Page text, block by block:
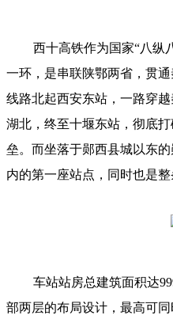
西十高铁作为国家“八纵
一环，是串联陕鄂两省，贯
线路北起西安东站，一路穿
湖北，终至十堰东站，彻底
垒。而坐落于郧西县城以东
内的第一座站点，同时也是
车站站房总建筑面积达
部两层的布局设计，最高可